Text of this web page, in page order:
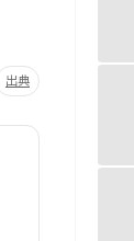
出典